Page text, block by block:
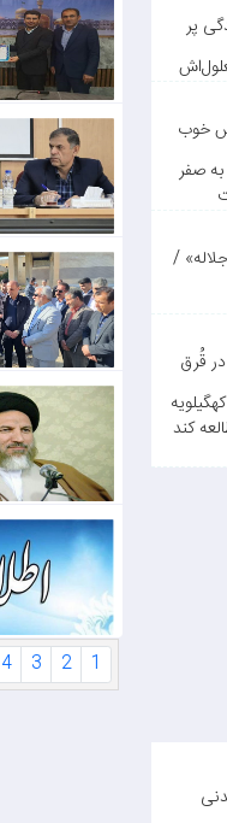
پر
خوب
صفر
/
قُرق
کهگیلویه
کند
1
2
3
4